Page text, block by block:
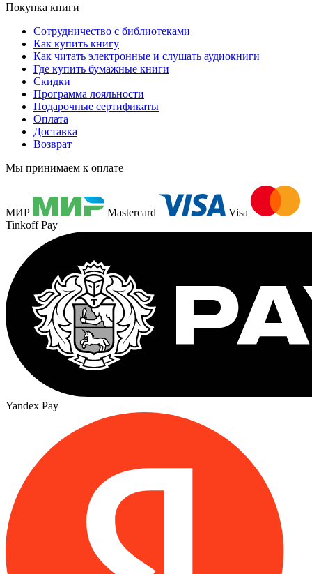
Покупка книги
Сотрудничество с библиотеками
Как купить книгу
Как читать электронные и слушать аудиокниги
Где купить бумажные книги
Скидки
Программа лояльности
Подарочные сертификаты
Оплата
Доставка
Возврат
Мы принимаем к оплате
МИР Mastercard
Visa
Tinkoff Pay
Yandex Pay